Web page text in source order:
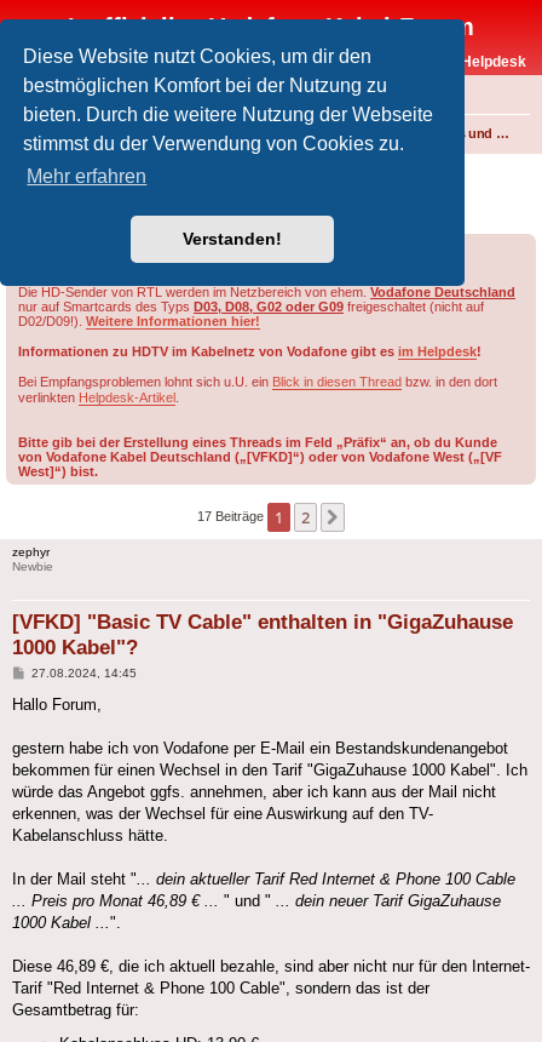
Diese Website nutzt Cookies, um dir den
bestmöglichen Komfort bei der Nutzung zu
bieten. Durch die weitere Nutzung der Webseite
stimmst du der Verwendung von Cookies zu.
Mehr erfahren
Verstanden!
Inoffizielles Vodafone-Kabel-Forum
Vodafone-Kabel-Helpdesk
FAQ
Foren-Übersicht Fernsehen und Radio über Kabel Kabelanschluss und Vodafone Basic TV
[VFKD] "Basic TV Cable" enthalten in
Die HD-Sender von RTL werden im Netzbereich von ehem. Vodafone Deutschland
nur auf Smartcards des Typs D03, D08, G02 oder G09 freigeschaltet (nicht auf
D02/D09!). Weitere Informationen hier!
Informationen zu HDTV im Kabelnetz von Vodafone gibt es im Helpdesk!
Bei Empfangsproblemen lohnt sich u.U. ein Blick in diesen Thread bzw. in den dort
verlinkten Helpdesk-Artikel
Bitte gib bei der Erstellung eines Threads im Feld „Präfix“ an, ob du Kunde
von Vodafone Kabel Deutschland („[VFKD]“) oder von Vodafone West („[VF
West]“) bist.
17 Beiträge 1 2
zephyr
Newbie
[VFKD] "Basic TV Cable" enthalten in "GigaZuhause
1000 Kabel"?
Beitrag
27.08.2024, 14:45
Hallo Forum,
gestern habe ich von Vodafone per E-Mail ein Bestandskundenangebot
bekommen für einen Wechsel in den Tarif "GigaZuhause 1000 Kabel". Ich
würde das Angebot ggfs. annehmen, aber ich kann aus der Mail nicht
erkennen, was der Wechsel für eine Auswirkung auf den TV-
Kabelanschluss hätte.
In der Mail steht "... dein aktueller Tarif Red Internet & Phone 100 Cable
... Preis pro Monat 46,89 € ... " und " ... dein neuer Tarif GigaZuhause
1000 Kabel ...".
Diese 46,89 €, die ich aktuell bezahle, sind aber nicht nur für den Internet-
Tarif "Red Internet & Phone 100 Cable", sondern das ist der
Gesamtbetrag für: